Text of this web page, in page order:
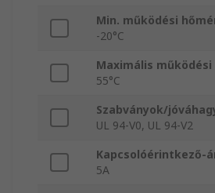
Min. működési
-20°C
Maximális
55°C
Szabványok/
UL 94-V0, UL 94-V2
Kapcsolóérintkező-
5A